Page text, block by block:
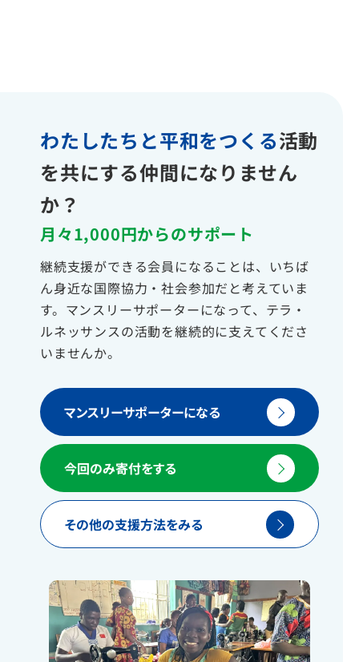
わたしたちと平和をつくる活動
を共にする仲間になりません
か？
月々1,000円からのサポート
継続支援ができる会員になることは、いちば
ん身近な国際協力・社会参加だと考えていま
す。マンスリーサポーターになって、テラ・
ルネッサンスの活動を継続的に支えてくださ
いませんか。
マンスリーサポーターになる
今回のみ寄付をする
その他の支援方法をみる